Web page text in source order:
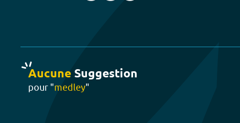
Aucune Suggestion
pour "medley"